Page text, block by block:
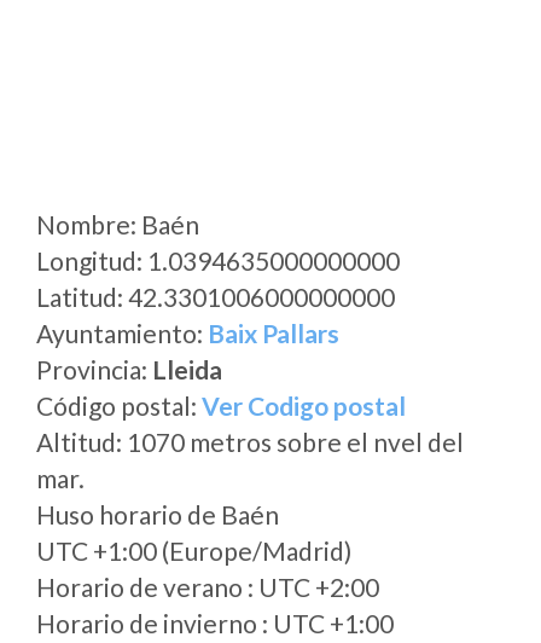
Nombre: Baén
Longitud: 1.0394635000000000
Latitud: 42.3301006000000000
Ayuntamiento: Baix Pallars
Provincia: Lleida
Código postal: Ver Codigo postal
Altitud: 1070 metros sobre el nvel del
mar.
Huso horario de Baén
UTC +1:00 (Europe/Madrid)
Horario de verano : UTC +2:00
Horario de invierno : UTC +1:00